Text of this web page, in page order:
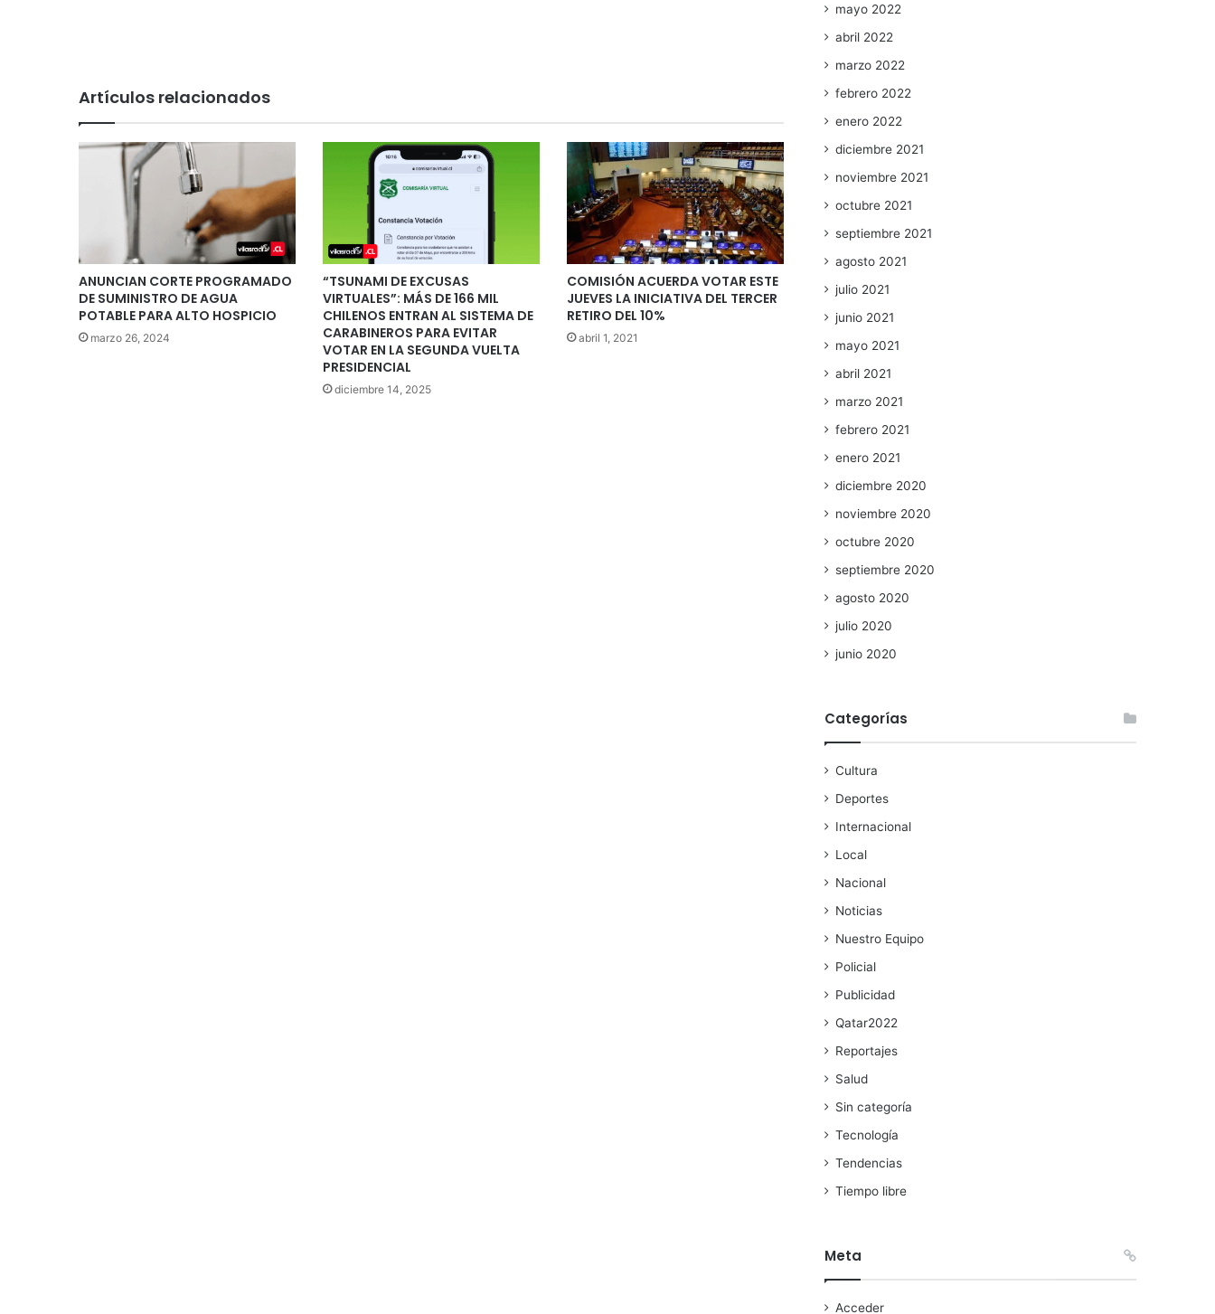
Artículos relacionados
ANUNCIAN CORTE PROGRAMADO
DE SUMINISTRO DE AGUA
POTABLE PARA ALTO HOSPICIO
marzo 26, 2024
“TSUNAMI DE EXCUSAS
VIRTUALES”: MÁS DE 166 MIL
CHILENOS ENTRAN AL SISTEMA DE
CARABINEROS PARA EVITAR
VOTAR EN LA SEGUNDA VUELTA
PRESIDENCIAL
diciembre 14, 2025
COMISIÓN ACUERDA VOTAR ESTE
JUEVES LA INICIATIVA DEL TERCER
RETIRO DEL 10%
abril 1, 2021
mayo 2022
abril 2022
marzo 2022
febrero 2022
enero 2022
diciembre 2021
noviembre 2021
octubre 2021
septiembre 2021
agosto 2021
julio 2021
junio 2021
mayo 2021
abril 2021
marzo 2021
febrero 2021
enero 2021
diciembre 2020
noviembre 2020
octubre 2020
septiembre 2020
agosto 2020
julio 2020
junio 2020
Categorías
Cultura
Deportes
Internacional
Local
Nacional
Noticias
Nuestro Equipo
Policial
Publicidad
Qatar2022
Reportajes
Salud
Sin categoría
Tecnología
Tendencias
Tiempo libre
Meta
Acceder